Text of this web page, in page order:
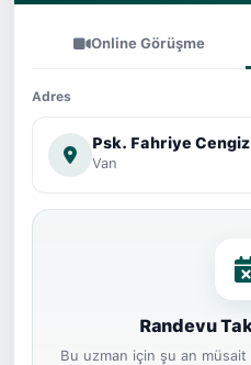
Online Görüşme
Adres
Psk. Fahriye Cengiz
Van
Randevu
Bu uzman için şu an